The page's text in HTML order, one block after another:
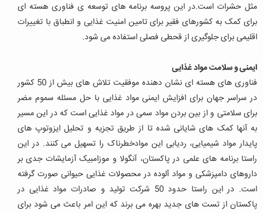
مثل حشرات است.در این پروسه برنامه های توسعه ی فناوری هسته ای
برای کمک به کشورهای فقیر برای تامین امنیت غذایی و انطباق با تغییرات
اقلیمی برای جلوگیری از قحطی فصلی استفاده می شود.
ایمنی و سلامت مواد غذایی
فناوری های هسته ای نشان دهنده موفقیت تلاش های بیش از 50 کشور
در سراسر جهان برای افزایش ایمنی مواد غذایی با حل مسئله سموم مضر
برای سلامتی و از بین بردن مواد سمی در مواد غذایی است که در این مسیر
به آنها کمک های شایانی شده تا از طریق تجزیه و تحلیل ایزوتوپ های
پایدار مواد شیمیایی، ردیابی این موادخطرناک را تسهیل می کنند. در این
راستا برنامه های علمی در پاکستان، آنگولا و موزامبیک آزمایشات جدی بر
داروهای دامپزشکی و مواد آلوده در محصولات غذایی حیوانی صورت گرفته
است. در این راستا حدود 50 شرکت تولید و صادرات مواد غذایی در
پاکستان از تست های جدید بهره می برند که این امر باعث می شود برای